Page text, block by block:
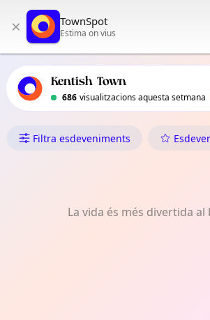
principal de TownSpot
d'esdeveniments locals de
× TownSpot
Estima on vius
Kentish Town
686 visualitzacions aquesta setmana
Què Fer a Kentish
Filtra esdeveniments
La vida és més divertida al